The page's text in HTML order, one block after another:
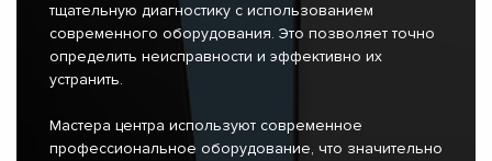
тщательную диагностику с использованием
современного оборудования. Это позволяет точно
определить неисправности и эффективно их
устранить.
Мастера центра используют современное
профессиональное оборудование, что значительно